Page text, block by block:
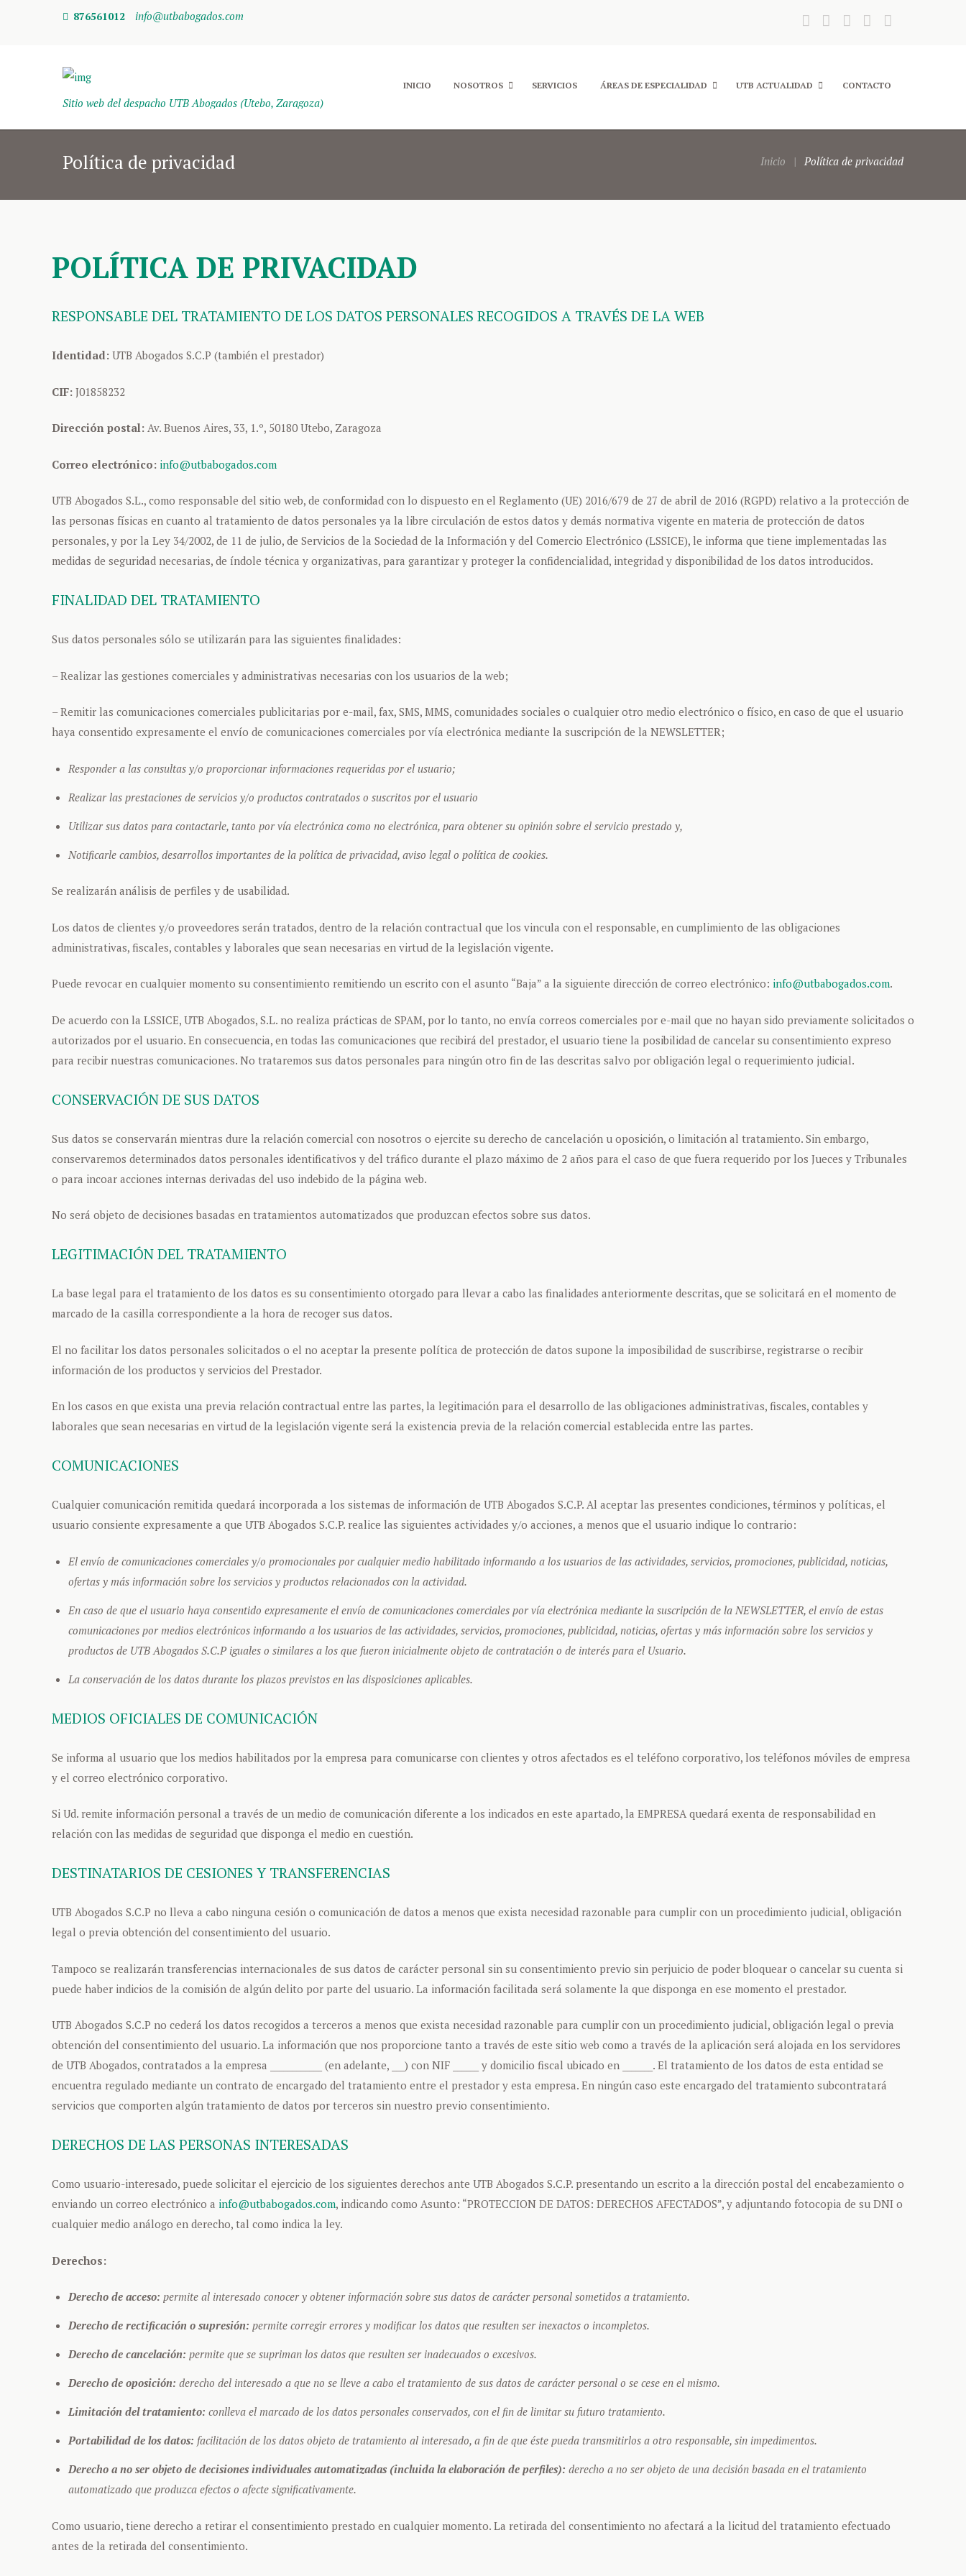
876561012 info@utbabogados.com
Sitio web del despacho UTB Abogados (Utebo, Zaragoza)
INICIO NOSOTROS SERVICIOS ÁREAS DE ESPECIALIDAD UTB ACTUALIDAD CONTACTO
Política de privacidad Inicio Política de privacidad
POLÍTICA DE PRIVACIDAD
RESPONSABLE DEL TRATAMIENTO DE LOS DATOS PERSONALES RECOGIDOS A TRAVÉS DE LA WEB
Identidad: UTB Abogados S.C.P (también el prestador)
CIF: J01858232
Dirección postal: Av. Buenos Aires, 33, 1.º, 50180 Utebo, Zaragoza
Correo electrónico: info@utbabogados.com
UTB Abogados S.L., como responsable del sitio web, de conformidad con lo dispuesto en el Reglamento (UE) 2016/679 de 27 de abril de 2016 (RGPD) relativo a la protección de
las personas físicas en cuanto al tratamiento de datos personales ya la libre circulación de estos datos y demás normativa vigente en materia de protección de datos
personales, y por la Ley 34/2002, de 11 de julio, de Servicios de la Sociedad de la Información y del Comercio Electrónico (LSSICE), le informa que tiene implementadas las
medidas de seguridad necesarias, de índole técnica y organizativas, para garantizar y proteger la confidencialidad, integridad y disponibilidad de los datos introducidos.
FINALIDAD DEL TRATAMIENTO
Sus datos personales sólo se utilizarán para las siguientes finalidades:
– Realizar las gestiones comerciales y administrativas necesarias con los usuarios de la web;
– Remitir las comunicaciones comerciales publicitarias por e-mail, fax, SMS, MMS, comunidades sociales o cualquier otro medio electrónico o físico, en caso de que el usuario
haya consentido expresamente el envío de comunicaciones comerciales por vía electrónica mediante la suscripción de la NEWSLETTER;
Responder a las consultas y/o proporcionar informaciones requeridas por el usuario;
Realizar las prestaciones de servicios y/o productos contratados o suscritos por el usuario
Utilizar sus datos para contactarle, tanto por vía electrónica como no electrónica, para obtener su opinión sobre el servicio prestado y,
Notificarle cambios, desarrollos importantes de la política de privacidad, aviso legal o política de cookies.
Se realizarán análisis de perfiles y de usabilidad.
Los datos de clientes y/o proveedores serán tratados, dentro de la relación contractual que los vincula con el responsable, en cumplimiento de las obligaciones
administrativas, fiscales, contables y laborales que sean necesarias en virtud de la legislación vigente.
Puede revocar en cualquier momento su consentimiento remitiendo un escrito con el asunto “Baja” a la siguiente dirección de correo electrónico: info@utbabogados.com.
De acuerdo con la LSSICE, UTB Abogados, S.L. no realiza prácticas de SPAM, por lo tanto, no envía correos comerciales por e-mail que no hayan sido previamente solicitados o
autorizados por el usuario. En consecuencia, en todas las comunicaciones que recibirá del prestador, el usuario tiene la posibilidad de cancelar su consentimiento expreso
para recibir nuestras comunicaciones. No trataremos sus datos personales para ningún otro fin de las descritas salvo por obligación legal o requerimiento judicial.
CONSERVACIÓN DE SUS DATOS
Sus datos se conservarán mientras dure la relación comercial con nosotros o ejercite su derecho de cancelación u oposición, o limitación al tratamiento. Sin embargo,
conservaremos determinados datos personales identificativos y del tráfico durante el plazo máximo de 2 años para el caso de que fuera requerido por los Jueces y Tribunales
o para incoar acciones internas derivadas del uso indebido de la página web.
No será objeto de decisiones basadas en tratamientos automatizados que produzcan efectos sobre sus datos.
LEGITIMACIÓN DEL TRATAMIENTO
La base legal para el tratamiento de los datos es su consentimiento otorgado para llevar a cabo las finalidades anteriormente descritas, que se solicitará en el momento de
marcado de la casilla correspondiente a la hora de recoger sus datos.
El no facilitar los datos personales solicitados o el no aceptar la presente política de protección de datos supone la imposibilidad de suscribirse, registrarse o recibir
información de los productos y servicios del Prestador.
En los casos en que exista una previa relación contractual entre las partes, la legitimación para el desarrollo de las obligaciones administrativas, fiscales, contables y
laborales que sean necesarias en virtud de la legislación vigente será la existencia previa de la relación comercial establecida entre las partes.
COMUNICACIONES
Cualquier comunicación remitida quedará incorporada a los sistemas de información de UTB Abogados S.C.P. Al aceptar las presentes condiciones, términos y políticas, el
usuario consiente expresamente a que UTB Abogados S.C.P. realice las siguientes actividades y/o acciones, a menos que el usuario indique lo contrario:
El envío de comunicaciones comerciales y/o promocionales por cualquier medio habilitado informando a los usuarios de las actividades, servicios, promociones, publicidad, noticias,
ofertas y más información sobre los servicios y productos relacionados con la actividad.
En caso de que el usuario haya consentido expresamente el envío de comunicaciones comerciales por vía electrónica mediante la suscripción de la NEWSLETTER, el envío de estas
comunicaciones por medios electrónicos informando a los usuarios de las actividades, servicios, promociones, publicidad, noticias, ofertas y más información sobre los servicios y
productos de UTB Abogados S.C.P iguales o similares a los que fueron inicialmente objeto de contratación o de interés para el Usuario.
La conservación de los datos durante los plazos previstos en las disposiciones aplicables.
MEDIOS OFICIALES DE COMUNICACIÓN
Se informa al usuario que los medios habilitados por la empresa para comunicarse con clientes y otros afectados es el teléfono corporativo, los teléfonos móviles de empresa
y el correo electrónico corporativo.
Si Ud. remite información personal a través de un medio de comunicación diferente a los indicados en este apartado, la EMPRESA quedará exenta de responsabilidad en
relación con las medidas de seguridad que disponga el medio en cuestión.
DESTINATARIOS DE CESIONES Y TRANSFERENCIAS
UTB Abogados S.C.P no lleva a cabo ninguna cesión o comunicación de datos a menos que exista necesidad razonable para cumplir con un procedimiento judicial, obligación
legal o previa obtención del consentimiento del usuario.
Tampoco se realizarán transferencias internacionales de sus datos de carácter personal sin su consentimiento previo sin perjuicio de poder bloquear o cancelar su cuenta si
puede haber indicios de la comisión de algún delito por parte del usuario. La información facilitada será solamente la que disponga en ese momento el prestador.
UTB Abogados S.C.P no cederá los datos recogidos a terceros a menos que exista necesidad razonable para cumplir con un procedimiento judicial, obligación legal o previa
obtención del consentimiento del usuario. La información que nos proporcione tanto a través de este sitio web como a través de la aplicación será alojada en los servidores
de UTB Abogados, contratados a la empresa ____________ (en adelante, ___) con NIF ______ y ​​domicilio fiscal ubicado en _______. El tratamiento de los datos de esta entidad se
encuentra regulado mediante un contrato de encargado del tratamiento entre el prestador y esta empresa. En ningún caso este encargado del tratamiento subcontratará
servicios que comporten algún tratamiento de datos por terceros sin nuestro previo consentimiento.
DERECHOS DE LAS PERSONAS INTERESADAS
Como usuario-interesado, puede solicitar el ejercicio de los siguientes derechos ante UTB Abogados S.C.P. presentando un escrito a la dirección postal del encabezamiento o
enviando un correo electrónico a info@utbabogados.com, indicando como Asunto: “PROTECCION DE DATOS: DERECHOS AFECTADOS”, y adjuntando fotocopia de su DNI o
cualquier medio análogo en derecho, tal como indica la ley.
Derechos:
Derecho de acceso: permite al interesado conocer y obtener información sobre sus datos de carácter personal sometidos a tratamiento.
Derecho de rectificación o supresión: permite corregir errores y modificar los datos que resulten ser inexactos o incompletos.
Derecho de cancelación: permite que se supriman los datos que resulten ser inadecuados o excesivos.
Derecho de oposición: derecho del interesado a que no se lleve a cabo el tratamiento de sus datos de carácter personal o se cese en el mismo.
Limitación del tratamiento: conlleva el marcado de los datos personales conservados, con el fin de limitar su futuro tratamiento.
Portabilidad de los datos: facilitación de los datos objeto de tratamiento al interesado, a fin de que éste pueda transmitirlos a otro responsable, sin impedimentos.
Derecho a no ser objeto de decisiones individuales automatizadas (incluida la elaboración de perfiles): derecho a no ser objeto de una decisión basada en el tratamiento
automatizado que produzca efectos o afecte significativamente.
Como usuario, tiene derecho a retirar el consentimiento prestado en cualquier momento. La retirada del consentimiento no afectará a la licitud del tratamiento efectuado
antes de la retirada del consentimiento.